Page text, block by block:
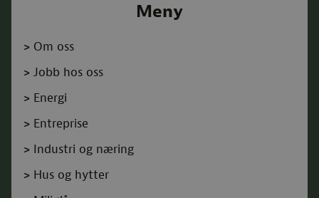
Meny
> Om oss
> Jobb hos oss
> Energi
> Entreprise
> Industri og næring
> Hus og hytter